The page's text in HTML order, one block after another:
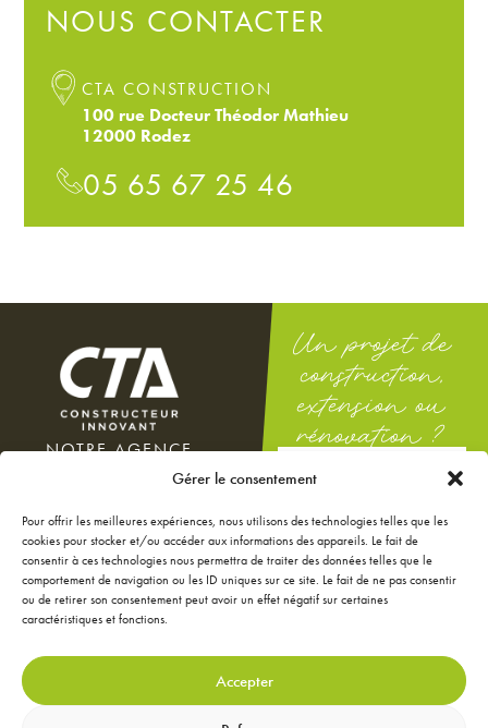
Gérer le consentement
Pour offrir les meilleures expériences, nous utilisons des technologies telles que les
cookies pour stocker et/ou accéder aux informations des appareils. Le fait de
consentir à ces technologies nous permettra de traiter des données telles que le
comportement de navigation ou les ID uniques sur ce site. Le fait de ne pas consentir
ou de retirer son consentement peut avoir un effet négatif sur certaines
caractéristiques et fonctions.
Accepter
NOUS CONTACTER
CTA CONSTRUCTION
100 rue Docteur Théodor Mathieu
12000 Rodez
05 65 67 25 46
NOS ANNONCES
JE CONFIGURE MA
NOTRE AGENCE
100 rue Docteur Théodor
12000 Rodez
Du lundi au vendredi : 8h-12h
/ 14h-18h
Le samedi : 9h-12h
Un projet de
construction,
extension ou
rénovation ?
DEMANDEZ
GRATUITE